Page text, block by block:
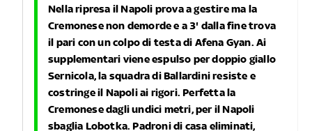
Nella ripresa il Napoli prova a gestire ma la
Cremonese non demorde e a 3' dalla fine trova
il pari con un colpo di testa di Afena Gyan. Ai
supplementari viene espulso per doppio giallo
Sernicola, la squadra di Ballardini resiste e
costringe il Napoli ai rigori. Perfetta la
Cremonese dagli undici metri, per il Napoli
sbaglia Lobotka. Padroni di casa eliminati,